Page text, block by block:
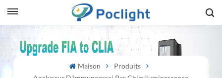
Maison
Produits